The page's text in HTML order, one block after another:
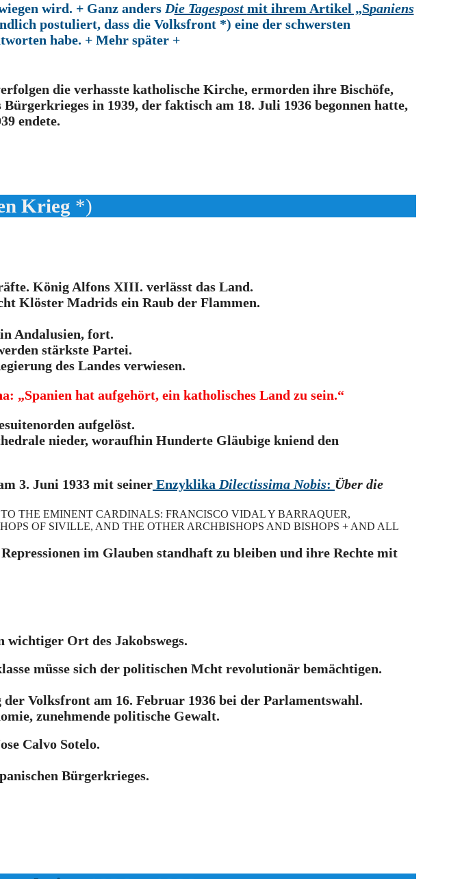
wird. + Ganz anders Die Tagespost mit ihrem Artikel „Spaniens
postuliert, dass die Volksfront *) eine der schwersten
habe. + Mehr später +
die verhasste katholische Kirche, ermorden ihre Bischöfe,
in 1939, der faktisch am 18. Juli 1936 begonnen hatte,
endete.
Krieg *)
König Alfons XIII. verlässt das Land.
Klöster Madrids ein Raub der Flammen.
Andalusien, fort.
stärkste Partei.
des Landes verwiesen.
„Spanien hat aufgehört, ein katholisches Land zu sein.“
aufgelöst.
nieder, woraufhin Hunderte Gläubige kniend den
3. Juni 1933 mit seiner Enzyklika Dilectissima Nobis: Über die
THE EMINENT CARDINALS: FRANCISCO VIDAL Y BARRAQUER,
OF SIVILLE, AND THE OTHER ARCHBISHOPS AND BISHOPS + AND ALL
im Glauben standhaft zu bleiben und ihre Rechte mit
Ort des Jakobswegs.
müsse sich der politischen Mcht revolutionär bemächtigen.
Volksfront am 16. Februar 1936 bei der Parlamentswahl.
zunehmende politische Gewalt.
Calvo Sotelo.
Bürgerkrieges.